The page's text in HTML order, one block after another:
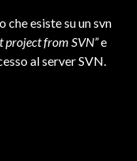
esiste su un svn
project from SVN”e
al server SVN.